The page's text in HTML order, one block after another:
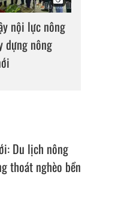
nội lực nông
dựng nông
Du lịch nông
thoát nghèo bền